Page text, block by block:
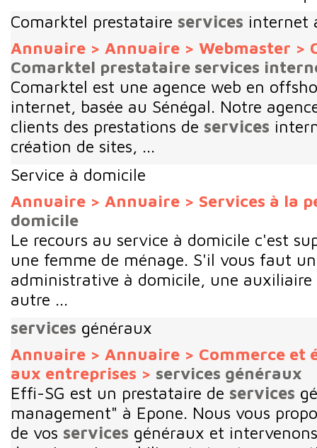
Comarktel prestataire services internet
Annuaire > Annuaire > Webmaster >
Comarktel prestataire services
Comarktel est une agence web en
internet, basée au Sénégal. Notre
clients des prestations de services
création de sites, ...
Service à domicile
Annuaire > Annuaire > Services à la
domicile
Le recours au service à domicile c'est
une femme de ménage. S'il vous faut
administrative à domicile, une auxiliaire
autre ...
services généraux
Annuaire > Annuaire > Commerce et
aux entreprises > services généraux
Effi-SG est un prestataire de services
management" à Epone. Nous vous
de vos services généraux et